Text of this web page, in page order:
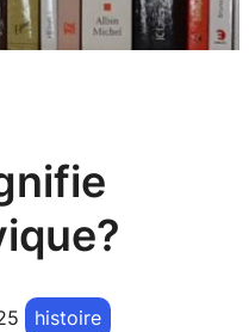
histoire